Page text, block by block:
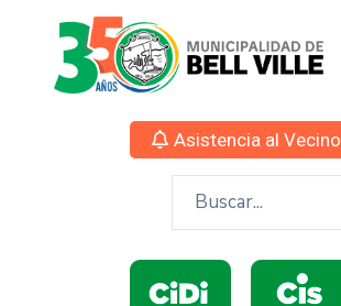
Asistencia al Vecino